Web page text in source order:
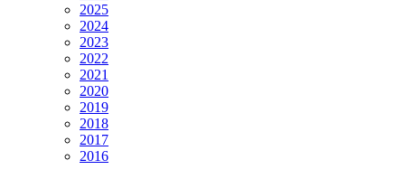
2025
2024
2023
2022
2021
2020
2019
2018
2017
2016